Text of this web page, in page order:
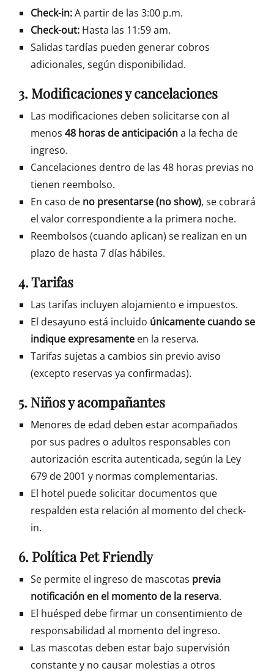
Check-in:A partir de las 3:00 p.m.
Check-out: Hasta las 11:59 am.
Salidas tardías pueden generar cobros
adicionales, según disponibilidad.
3. Modificaciones y cancelaciones
Las modificaciones deben solicitarse con al
menos 48 horas de anticipacióna la fecha de
ingreso.
Cancelaciones dentro de las 48 horas previas no
tienen reembolso.
En caso de no presentarse (no show), se cobrará
el valor correspondiente a la primera noche.
Reembolsos (cuando aplican) se realizan en un
plazo de hasta 7 días hábiles.
4. Tarifas
Las tarifas incluyen alojamiento e impuestos.
El desayuno está incluido únicamente cuando se
indique expresamente en la reserva.
Tarifas sujetas a cambios sin previo aviso
(excepto reservas ya confirmadas).
5. Niños y acompañantes
Menores de edad deben estar acompañados
por sus padres o adultos responsables con
autorización escrita autenticada, según la Ley
679 de 2001 y normas complementarias.
El hotel puede solicitar documentos que
respalden esta relación al momento del check-
in.
6. Política Pet Friendly
Se permite el ingreso de mascotas previa
notificación en el momento de la reserva.
El huésped debe firmar un consentimiento de
responsabilidad al momento del ingreso.
Las mascotas deben estar bajo supervisión
constante y no causar molestias a otros